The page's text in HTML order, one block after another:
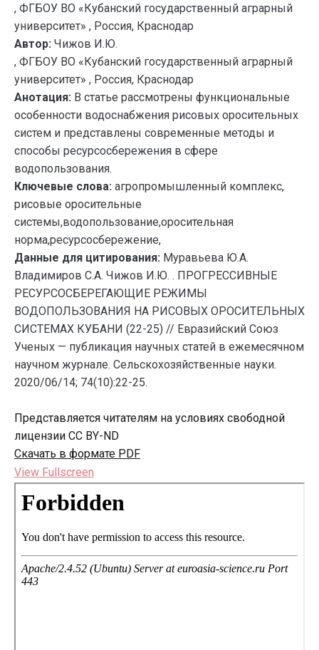
, ФГБОУ ВО «Кубанский государственный аграрный
университет» , Россия, Краснодар
Автор: Чижов И.Ю.
, ФГБОУ ВО «Кубанский государственный аграрный
университет» , Россия, Краснодар
Анотация: В статье рассмотрены функциональные
особенности водоснабжения рисовых оросительных
систем и представлены современные методы и
способы ресурсосбережения в сфере
водопользования.
Ключевые слова: агропромышленный комплекс,
рисовые оросительные
системы,водопользование,оросительная
норма,ресурсосбережение,
Данные для цитирования: Муравьева Ю.А.
Владимиров С.А. Чижов И.Ю. . ПРОГРЕССИВНЫЕ
РЕСУРСОСБЕРЕГАЮЩИЕ РЕЖИМЫ
ВОДОПОЛЬЗОВАНИЯ НА РИСОВЫХ ОРОСИТЕЛЬНЫХ
СИСТЕМАХ КУБАНИ (22-25) // Евразийский Союз
Ученых — публикация научных статей в ежемесячном
научном журнале. Сельскохозяйственные науки.
2020/06/14; 74(10):22-25.
Представляется читателям на условиях свободной
лицензии CC BY-ND
Скачать в формате PDF
View Fullscreen
Перейти
содержимому